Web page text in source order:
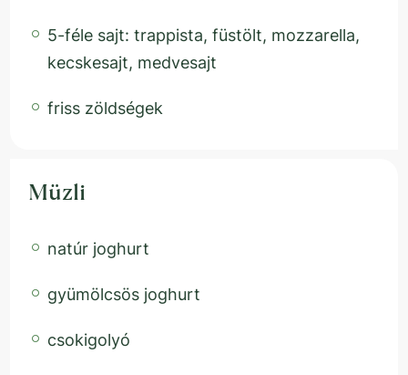
5-féle sajt: trappista, füstölt, mozzarella,
kecskesajt, medvesajt
friss zöldségek
Müzli
natúr joghurt
gyümölcsös joghurt
csokigolyó